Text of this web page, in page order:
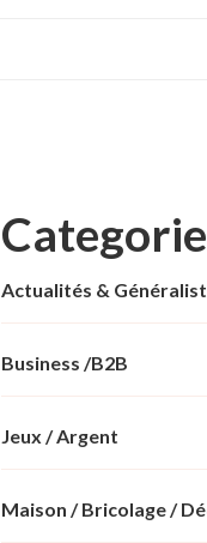
Actualités &
Business /B2B
Jeux / Argent
Maison / Bricolage /